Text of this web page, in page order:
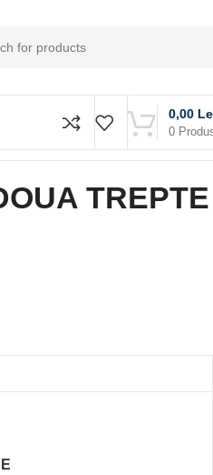
0
0,00
TREPTE